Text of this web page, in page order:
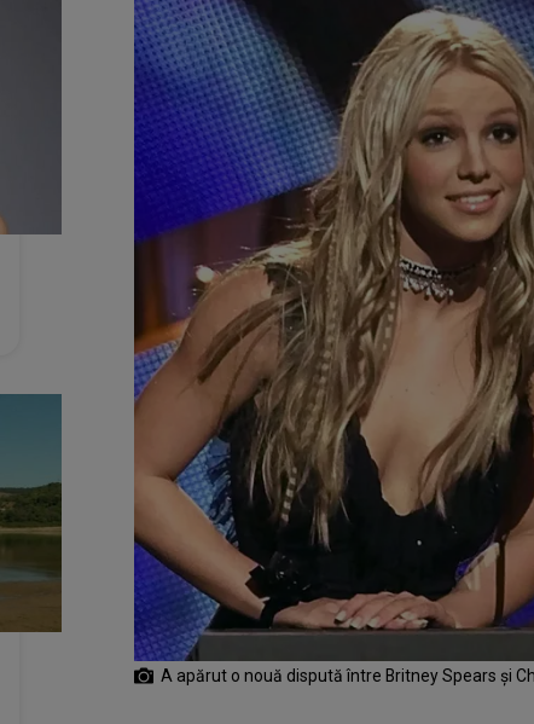
A apărut o nouă dispută între Britney Spears și